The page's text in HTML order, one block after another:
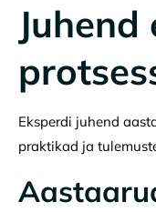
Eksperdi juhend
praktikad ja